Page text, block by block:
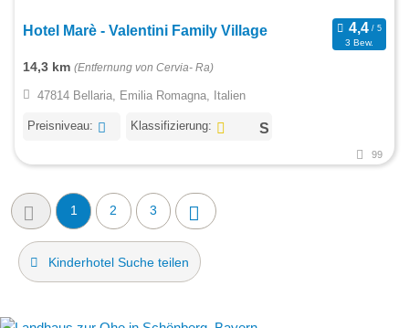
Hotel Marè - Valentini Family Village
3 Bew.
14,3 km (Entfernung von Cervia- Ra)
47814 Bellaria, Emilia Romagna, Italien
Preisniveau: Klassifizierung:
99
1 2 3
Kinderhotel Suche teilen